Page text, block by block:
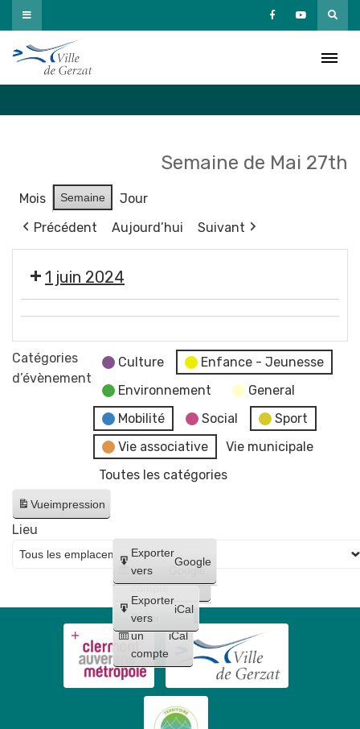
Passer
au
contenu
Semaine de Mai 27th
Mois Semaine
Jour
Précédent
Aujourd’hui Suivant
1 juin 2024
🚵
BMX
5e
manche
d'Auvergne
Piste
de
BMX
-
vide-
dressing
Catégories
d’évènement
Culture
Enfance - Jeunesse
Environnement
General
Mobilité
Social
Sport
Vie associative
Vie municipale
Toutes les catégories
Vueimpression
Créer
un
compte
Google
Créer
un
compte
iCal
Exporter
vers
Google
Exporter
vers
iCal
Lieu